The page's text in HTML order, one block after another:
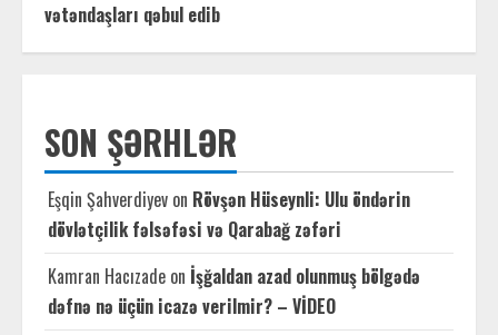
vətəndaşları qəbul edib
SON ŞƏRHLƏR
Eşqin Şahverdiyev on Rövşən Hüseynli: Ulu öndərin
dövlətçilik fəlsəfəsi və Qarabağ zəfəri
Kamran Hacızade on İşğaldan azad olunmuş bölgədə
dəfnə nə üçün icazə verilmir? – VİDEO